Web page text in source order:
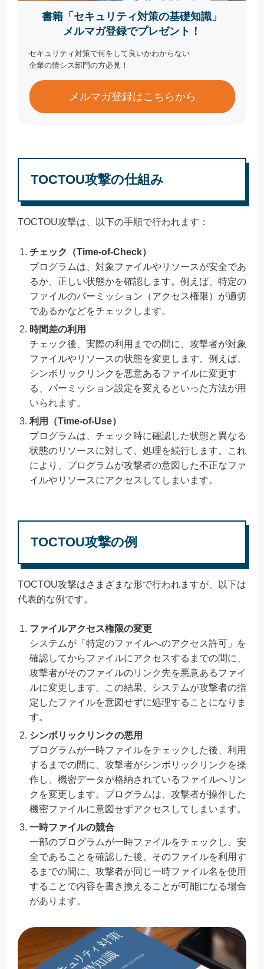
書籍「セキュリティ対策の基礎知識」
メルマガ登録でプレゼント！
セキュリティ対策で何をして良いかわからない
企業の情シス部門の方必見！
メルマガ登録はこちらから
TOCTOU攻撃の仕組み
TOCTOU攻撃は、以下の手順で行われます：
チェック（Time-of-Check）
プログラムは、対象ファイルやリソースが安全であ
るか、正しい状態かを確認します。例えば、特定の
ファイルのパーミッション（アクセス権限）が適切
であるかなどをチェックします。
時間差の利用
チェック後、実際の利用までの間に、攻撃者が対象
ファイルやリソースの状態を変更します。例えば、
シンボリックリンクを悪意あるファイルに変更す
る、パーミッション設定を変えるといった方法が用
いられます。
利用（Time-of-Use）
プログラムは、チェック時に確認した状態と異なる
状態のリソースに対して、処理を続行します。これ
により、プログラムが攻撃者の意図した不正なファ
イルやリソースにアクセスしてしまいます。
TOCTOU攻撃の例
TOCTOU攻撃はさまざまな形で行われますが、以下は
代表的な例です。
ファイルアクセス権限の変更
システムが「特定のファイルへのアクセス許可」を
確認してからファイルにアクセスするまでの間に、
攻撃者がそのファイルのリンク先を悪意あるファイ
ルに変更します。この結果、システムが攻撃者の指
定したファイルを意図せずに処理することになりま
す。
シンボリックリンクの悪用
プログラムが一時ファイルをチェックした後、利用
するまでの間に、攻撃者がシンボリックリンクを操
作し、機密データが格納されているファイルへリン
クを変更します。プログラムは、攻撃者が操作した
機密ファイルに意図せずアクセスしてしまいます。
一時ファイルの競合
一部のプログラムが一時ファイルをチェックし、安
全であることを確認した後、そのファイルを利用す
るまでの間に、攻撃者が同じ一時ファイル名を使用
することで内容を書き換えることが可能になる場合
があります。